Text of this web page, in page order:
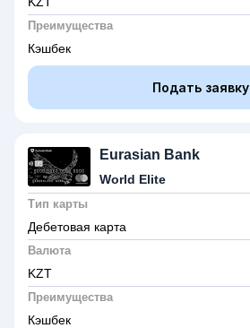
Преимущества
Кэшбек
Подать заявку
Eurasian Bank
World Elite
Тип карты
Дебетовая карта
Валюта
KZT
Преимущества
Кэшбек